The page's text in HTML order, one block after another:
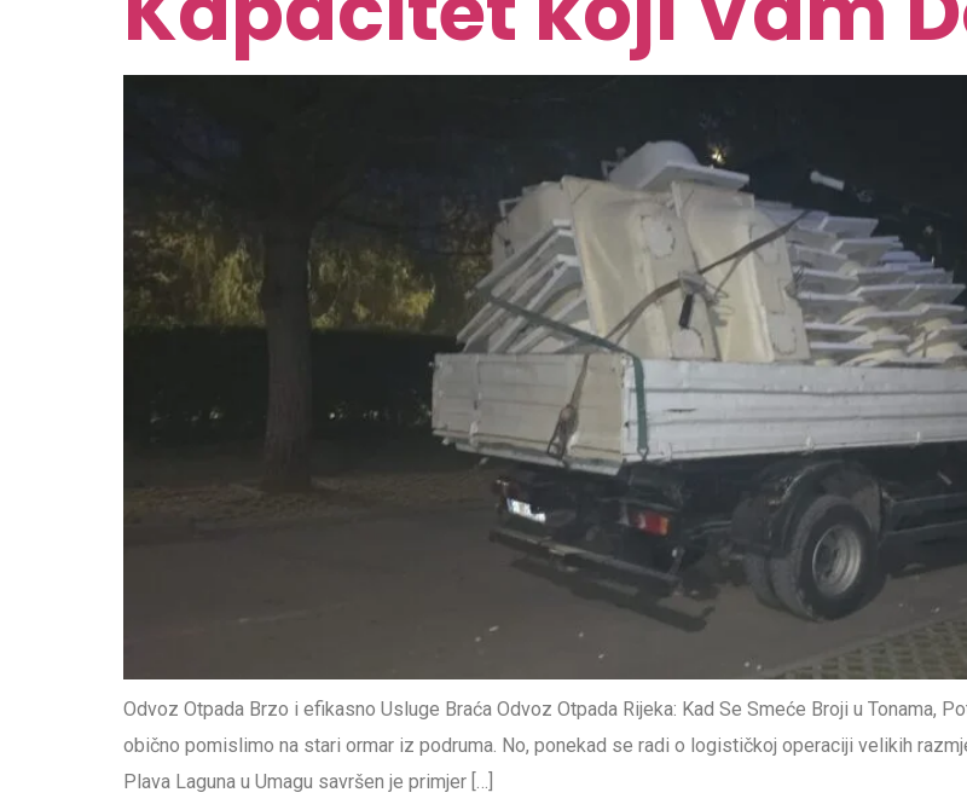
Odvoz Otpada Brzo i efikasno Usluge Braća Odvoz Otpada Rijeka: Kad Se Smeće Broji u Tonama,
obično pomislimo na stari ormar iz podruma. No, ponekad se radi o logističkoj operaciji velikih
Plava Laguna u Umagu savršen je primjer […]